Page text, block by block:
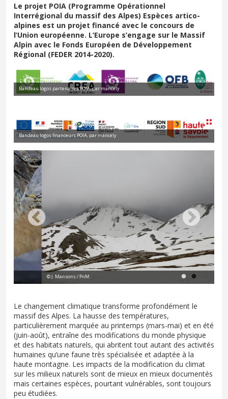
Le projet POIA (Programme Opérationnel
Interrégional du massif des Alpes) Espèces artico-
alpines est un projet financé avec le concours de
l’Union européenne. L’Europe s’engage sur le Massif
Alpin avec le Fonds Européen de Développement
Régional (FEDER 2014-2020).
Bandeau logos partenaires POIA, par mancely
Bandeau logos financeurs POIA, par mancely
© J. Mansons / PnM
Le changement climatique transforme profondément le
massif des Alpes. La hausse des températures,
particulièrement marquée au printemps (mars-mai) et en été
(juin-août), entraîne des modifications du monde physique
et des habitats naturels, qui abritent tout autant des activités
humaines qu’une faune très spécialisée et adaptée à la
haute montagne. Les impacts de la modification du climat
sur les milieux naturels sont de mieux en mieux documentés
mais certaines espèces, pourtant vulnérables, sont toujours
peu étudiées.